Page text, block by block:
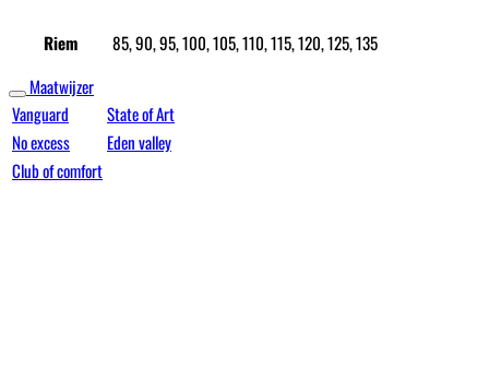
Riem
85, 90, 95, 100, 105, 110, 115, 120, 125, 135
Maatwijzer
Vanguard
State of Art
No excess
Eden valley
Club of comfort